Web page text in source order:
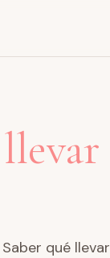
qué